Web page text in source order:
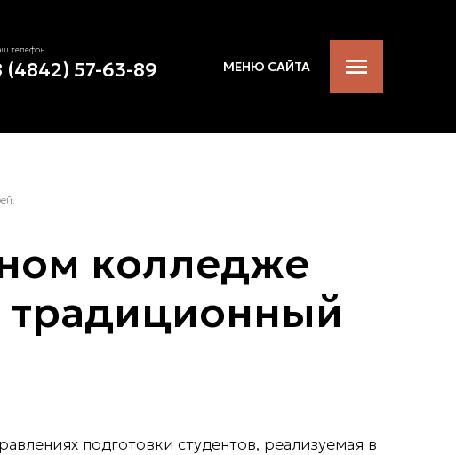
телефон
(4842) 57-63-89 МЕНЮ САЙТА
колледже
традиционный
подготовки студентов, реализуемая в